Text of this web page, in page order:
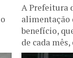
A Prefeitura
alimentação
benefício,
de cada